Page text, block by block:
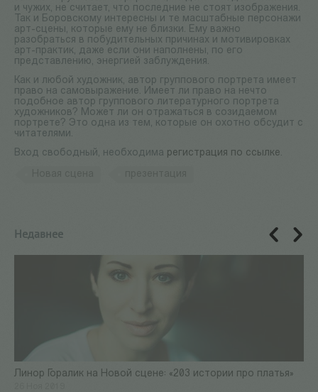
и чужих, не считает, что последние не стоят изображения.
Так и Боровскому интересны и те масштабные персонажи
арт-сцены, которые ему не близки. Ему важно
разобраться в побудительных причинах и мотивировках
арт-практик, даже если они наполнены, по его
представлению, энергией заблуждения.
Как и любой художник, автор группового портрета имеет
право на самовыражение. Имеет ли право на нечто
подобное автор группового литературного портрета
художников? Может ли он отражаться в созидаемом
портрете? Это одна из тем, которые он охотно обсудит с
читателями.
Вход свободный, необходима регистрация по ссылке.
Недавнее
Линор Горалик на Новой сцене: «203 истории про платья»